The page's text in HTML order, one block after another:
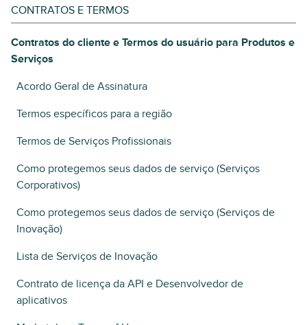
CONTRATOS E TERMOS
Contratos do cliente e Termos do usuário para Produtos e
Serviços
Acordo Geral de Assinatura
Termos específicos para a região
Termos de Serviços Profissionais
Como protegemos seus dados de serviço (Serviços
Corporativos)
Como protegemos seus dados de serviço (Serviços de
Inovação)
Lista de Serviços de Inovação
Contrato de licença da API e Desenvolvedor de
aplicativos